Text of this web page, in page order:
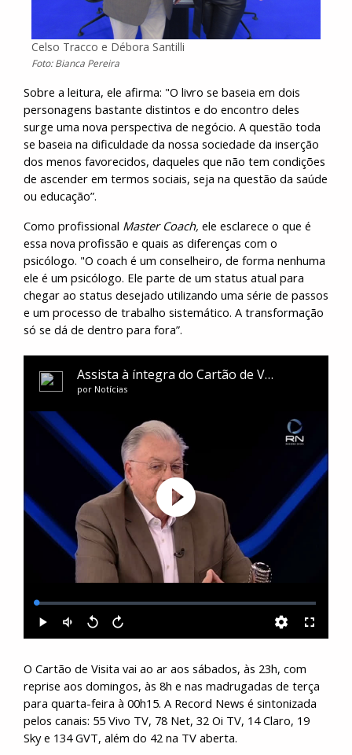
Celso Tracco e Débora Santilli
Foto: Bianca Pereira
Sobre a leitura, ele afirma: "O livro se baseia em dois
personagens bastante distintos e do encontro deles
surge uma nova perspectiva de negócio. A questão toda
se baseia na dificuldade da nossa sociedade da inserção
dos menos favorecidos, daqueles que não tem condições
de ascender em termos sociais, seja na questão da saúde
ou educação”.
Como profissional Master Coach, ele esclarece o que é
essa nova profissão e quais as diferenças com o
psicólogo. "O coach é um conselheiro, de forma nenhuma
ele é um psicólogo. Ele parte de um status atual para
chegar ao status desejado utilizando uma série de passos
e um processo de trabalho sistemático. A transformação
só se dá de dentro para fora”.
O Cartão de Visita vai ao ar aos sábados, às 23h, com
reprise aos domingos, às 8h e nas madrugadas de terça
para quarta-feira à 00h15. A Record News é sintonizada
pelos canais: 55 Vivo TV, 78 Net, 32 Oi TV, 14 Claro, 19
Sky e 134 GVT, além do 42 na TV aberta.